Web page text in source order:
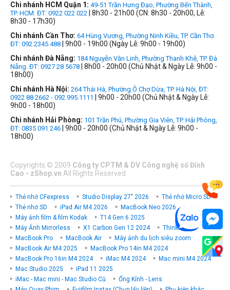
Chi nhánh HCM Quận 1: 49-51 Trần Hưng Đạo, Phường Bến Thành,
TP. HCM. ĐT: 0922 022 022 | 8h30 - 21h00 (CN: 8h30 - 20h00, Lễ:
8h30 - 17h30)
Chi nhánh Cần Thơ: 64 Hùng Vương, Phường Ninh Kiều, TP. Cần Thơ.
ĐT: 092.2345.488 | 9h00 - 19h00 (Ngày Lễ: 9h00 - 19h00)
Chi nhánh Đà Nẵng: 184 Nguyễn Văn Linh, Phường Thanh Khê, TP. Đà
Nẵng. ĐT: 0927 28 5678 | 8h00 - 20h00 (Chủ Nhật & Ngày Lễ: 9h00 -
18h00)
Chi nhánh Hà Nội: 264 Thái Hà, Phường Ô Chợ Dừa, TP. Hà Nội, ĐT:
0922 88 2662 - 092.995.1111
| 9h00 - 20h00 (Chủ Nhật & Ngày Lễ:
9h00 - 18h00)
Chi nhánh Hải Phòng: 101 Trần Phú, Phường Gia Viên, TP. Hải Phòng,
ĐT: 0835 091 246 | 9h00 - 20h00 (Chủ Nhật & Ngày Lễ: 9h00 -
18h00)
Copyrights © 2009 Công ty CPTM & DV Công nghệ số Đỉnh
Cao - zShop.vn All Rights Reserved
Thẻ nhớ CFexpress Studio Display 27" 2026
Thẻ nhớ Micro SD
Thẻ nhớ SD
iPad Air M4 2026
MacBook Neo 2026
Máy ảnh film & film Kodak
T14 Gen 6 2025
Máy Ảnh Mirrorless
X1 Carbon Gen 12 2024
ThinkPad P
MacBook Pro
MacBook Air
Máy ảnh du lịch siêu zoom
MacBook Air M4 2025
MacBook Pro 14in M4 2024
MacBook Pro 16in M4 2024
iMac M4 2024
Mac mini M4 2024
Mac Studio 2025
iPad 11 2025
iMac - Mac mini - Mac Studio Cũ
Ống Kính - Lens